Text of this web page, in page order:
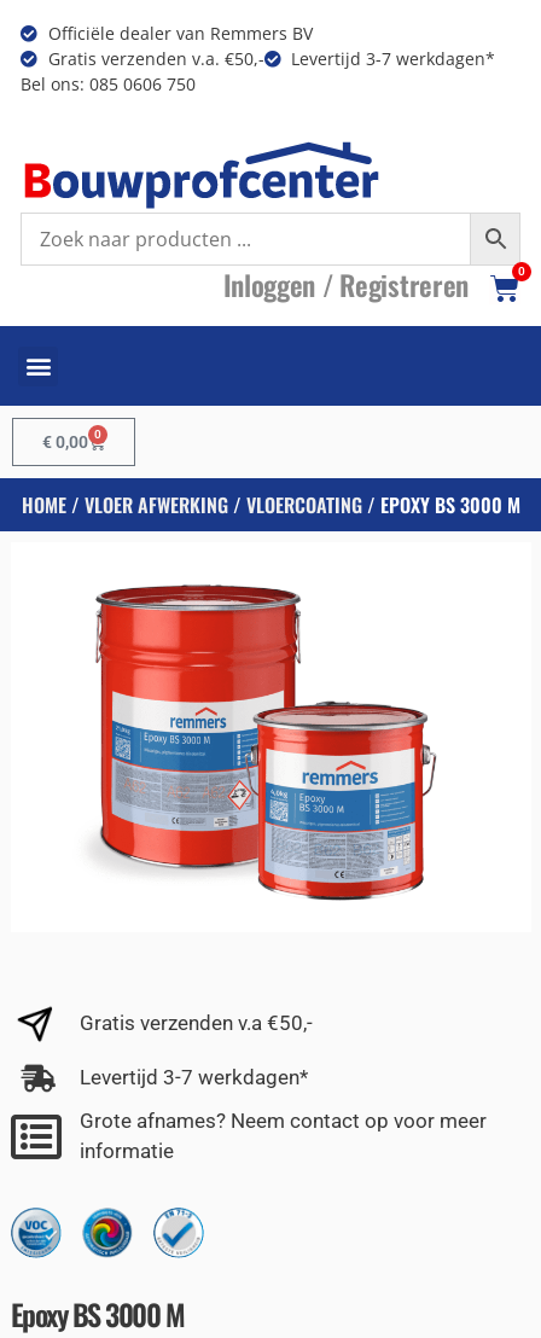
Officiële dealer van Remmers BV
Gratis verzenden v.a. €50,-
Levertijd 3-7 werkdagen*
Bel ons: 085 0606 750
Inloggen /Registreren 0
€0,00 0
HOME/ VLOER AFWERKING/ VLOERCOATING/ EPOXY BS 3000 M
Gratis verzenden v.a €50,-
Levertijd 3-7 werkdagen*
Grote afnames? Neem contact op voor meer
informatie
Epoxy BS 3000 M